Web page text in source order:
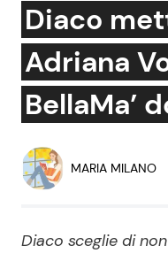
News e Cronaca
Attualità Italiana
Economia
Persone Scomparse
Diaco
Adriana
BellaMa’
MARIA MILANO
Diaco sceglie di